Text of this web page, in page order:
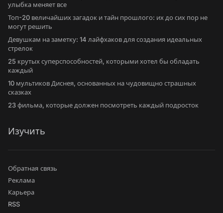
улыбка меняет все
Топ-20 величайших загадок и тайн прошлого: их до сих пор не
могут решить
Девушкам на заметку: 14 лайфхаков для создания идеальных
стрелок
25 крутых суперспособностей, которыми хотел бы обладать
каждый
10 мультиков Диснея, основанных на чудовищно страшных
сказках
23 фильма, которые должен посмотреть каждый подросток
Изучить
Обратная связь
Реклама
Карьера
RSS